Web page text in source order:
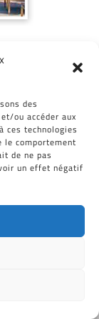
des
ou accéder aux
ces technologies
le comportement
de ne pas
un effet négatif
Vk Email